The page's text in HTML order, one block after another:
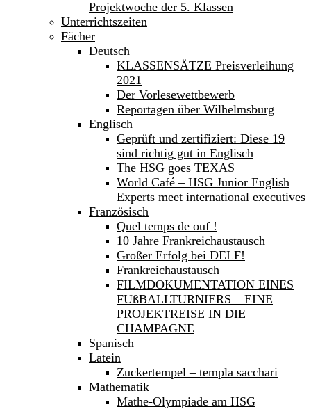
Projektwoche der 5. Klassen
Unterrichtszeiten
Fächer
Deutsch
KLASSENSÄTZE Preisverleihung
2021
Der Vorlesewettbewerb
Reportagen über Wilhelmsburg
Englisch
Geprüft und zertifiziert: Diese 19
sind richtig gut in Englisch
The HSG goes TEXAS
World Café – HSG Junior English
Experts meet international executives
Französisch
Quel temps de ouf !
10 Jahre Frankreichaustausch
Großer Erfolg bei DELF!
Frankreichaustausch
FILMDOKUMENTATION EINES
FUßBALLTURNIERS – EINE
PROJEKTREISE IN DIE
CHAMPAGNE
Spanisch
Latein
Zuckertempel – templa sacchari
Mathematik
Mathe-Olympiade am HSG